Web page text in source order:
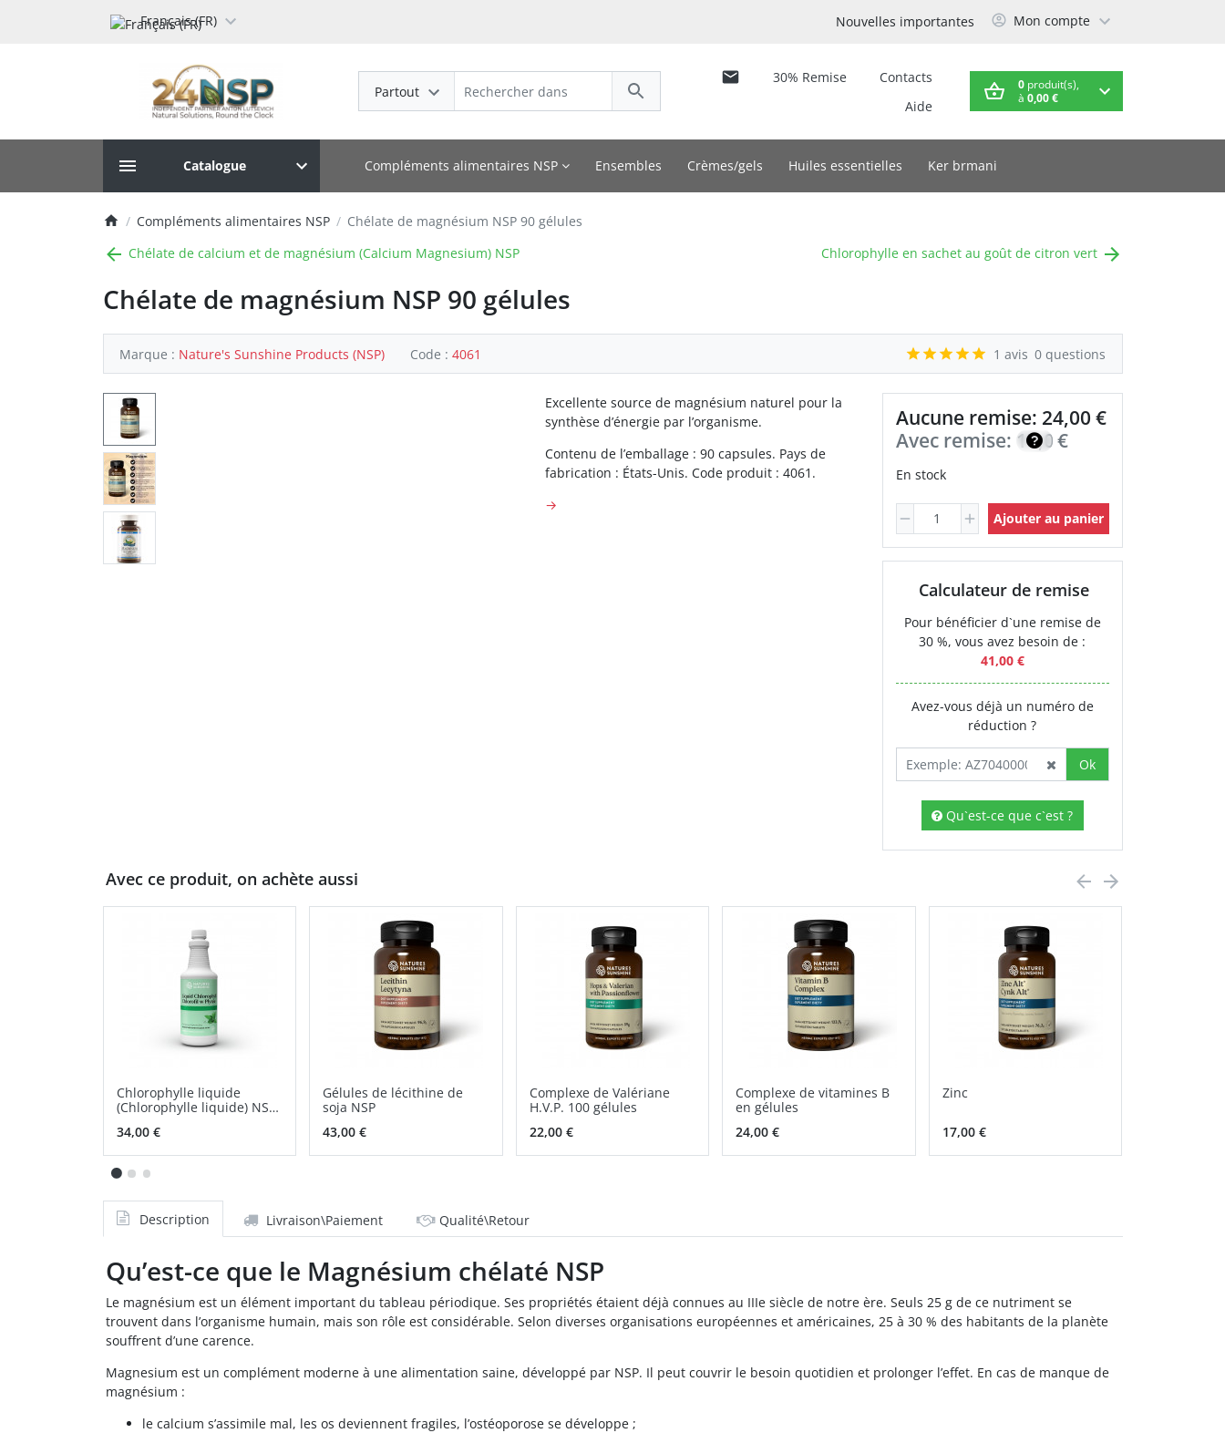
Français (FR) Nouvelles importantes Mon compte
30% Remise
Contacts
Aide
Partout 0produit(s),
à 0,00 €
Catalogue Compléments alimentaires NSP Ensembles Crèmes/gels Huiles essentielles Ker brmani
Compléments alimentaires NSP
Chélate de magnésium NSP 90 gélules
Chélate de calcium et de magnésium (Calcium Magnesium) NSP
Chlorophylle en sachet au goût de citron vert
Chélate de magnésium NSP 90 gélules
Marque : Nature's Sunshine Products (NSP) Code : 4061 1 avis 0 questions
Aucune remise: 24,00 €
Avec remise: 17,00
€
En stock
Ajouter au panier
Calculateur de remise
Pour bénéficier d`une remise de
30 %, vous avez besoin de :
41,00 €
Avez-vous déjà un numéro de
réduction ?
Ok
Qu`est-ce que c`est ?
Excellente source de magnésium naturel pour la
synthèse d’énergie par l’organisme.
Contenu de l’emballage : 90 capsules. Pays de
fabrication : États-Unis. Code produit : 4061.
→
Avec ce produit, on achète aussi
Chlorophylle liquide
(Chlorophylle liquide) NSP
34,00 €
Gélules de lécithine de
soja NSP
43,00 €
Complexe de Valériane
H.V.P. 100 gélules
22,00 €
Complexe de vitamines B
en gélules
24,00 €
Zinc
17,00 €
Description Livraison\Paiement Qualité\Retour
Qu’est-ce que le Magnésium chélaté NSP
Le magnésium est un élément important du tableau périodique. Ses propriétés étaient déjà connues au IIIe siècle de notre ère. Seuls 25 g de ce nutriment se
trouvent dans l’organisme humain, mais son rôle est considérable. Selon diverses organisations européennes et américaines, 25 à 30 % des habitants de la planète
souffrent d’une carence.
Magnesium est un complément moderne à une alimentation saine, développé par NSP. Il peut couvrir le besoin quotidien et prolonger l’effet. En cas de manque de
magnésium :
le calcium s’assimile mal, les os deviennent fragiles, l’ostéoporose se développe ;